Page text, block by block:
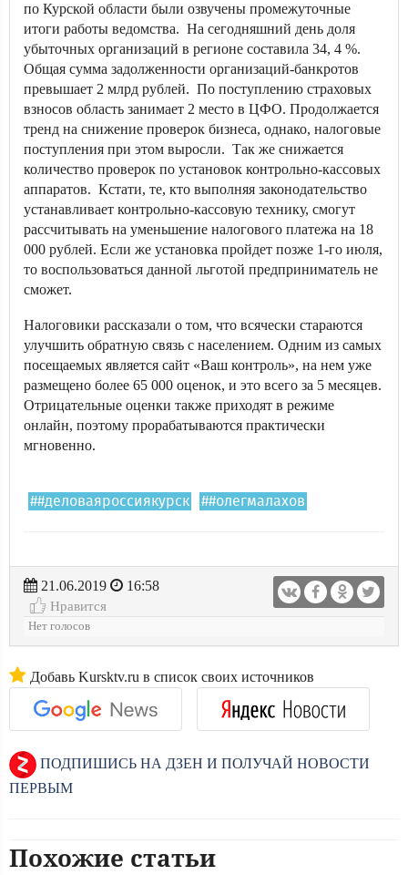
по Курской области были озвучены промежуточные
итоги работы ведомства. На сегодняшний день доля
убыточных организаций в регионе составила 34, 4 %.
Общая сумма задолженности организаций-банкротов
превышает 2 млрд рублей. По поступлению страховых
взносов область занимает 2 место в ЦФО. Продолжается
тренд на снижение проверок бизнеса, однако, налоговые
поступления при этом выросли. Так же снижается
количество проверок по установок контрольно-кассовых
аппаратов. Кстати, те, кто выполняя законодательство
устанавливает контрольно-кассовую технику, смогут
рассчитывать на уменьшение налогового платежа на 18
000 рублей. Если же установка пройдет позже 1-го июля,
то воспользоваться данной льготой предприниматель не
сможет.
Налоговики рассказали о том, что всячески стараются
улучшить обратную связь с населением. Одним из самых
посещаемых является сайт «Ваш контроль», на нем уже
размещено более 65 000 оценок, и это всего за 5 месяцев.
Отрицательные оценки также приходят в режиме
онлайн, поэтому прорабатываются практически
мгновенно.
##деловаяроссиякурск ##олегмалахов
21.06.2019
16:58
Нравится
Нет голосов
Добавь Kursktv.ru в список своих источников
ПОДПИШИСЬ НА ДЗЕН И ПОЛУЧАЙ НОВОСТИ
ПЕРВЫМ
Похожие статьи